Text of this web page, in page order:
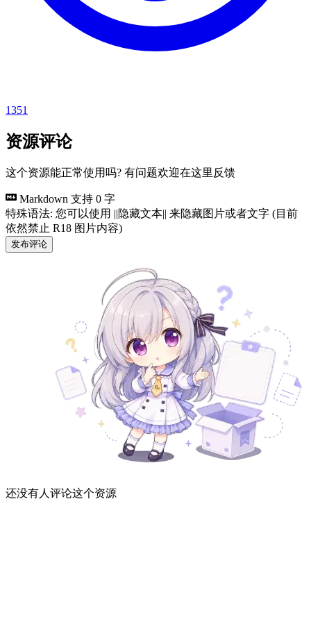
1351
资源评论
这个资源能正常使用吗? 有问题欢迎在这里反馈
Markdown 支持 0 字
特殊语法: 您可以使用 ||隐藏文本|| 来隐藏图片或者文字 (目前
依然禁止 R18 图片内容)
发布评论
还没有人评论这个资源